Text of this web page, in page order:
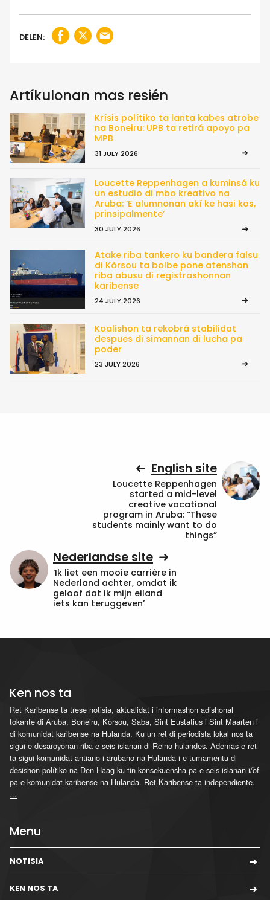
DELEN:
Artíkulonan mas resién
Krísis polítiko ta lanta kabes atrobe
na Boneiru: UPB ta retirá apoyo pa
MPB
31 JULY 2026
Loucette Reppenhagen a kuminsá ku
un estudio di mbo kreativo na
Aruba: ‘E alumnonan akí ke hasi kos,
prinsipalmente’
30 JULY 2026
Atake riba tankero ku bandera falsu
di Kòrsou ta bolbe pone atenshon
riba abusu di registrashonnan
karibense
24 JULY 2026
Koalishon ta rekobrá stabilidat
despues di simannan di lucha pa
poder
23 JULY 2026
English site
Loucette Reppenhagen
started a mid-level
creative vocational
program in Aruba: “These
students mainly want to do
things”
Nederlandse site
‘Ik liet een mooie carrière in
Nederland achter, omdat ik
geloof dat ik mijn eiland
iets kan teruggeven’
Ken nos ta
Ret Karibense ta trese notisia, aktualidat i informashon adishonal
tokante di Aruba, Boneiru, Kòrsou, Saba, Sint Eustatius i Sint Maarten i
di komunidat karibense na Hulanda. Ku un ret di periodista lokal nos ta
sigui e desaroyonan riba e seis islanan di Reino hulandes. Ademas e ret
ta sigui komunidat antiano i arubano na Hulanda i e tumamentu di
desishon polítiko na Den Haag ku tin konsekuensha pa e seis islanan i/òf
pa e komunidat karibense na Hulanda. Ret Karibense ta independiente.
...
Menu
NOTISIA
KEN NOS TA